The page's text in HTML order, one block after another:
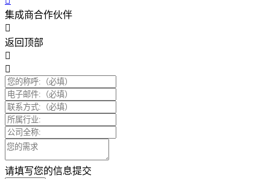
集成商合作伙伴
返回顶部
请填写您的信息提交